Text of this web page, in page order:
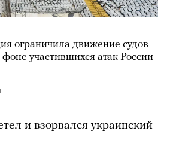
ограничила движение судов
участившихся атак России
и взорвался украинский